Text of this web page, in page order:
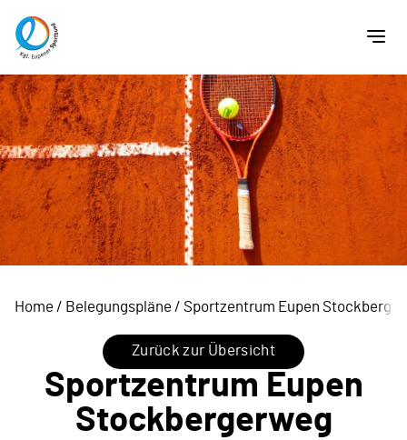
Home / Belegungspläne / Sportzentrum Eupen
Zurück zur Übersicht
Sportzentrum Eupen
Stockbergerweg